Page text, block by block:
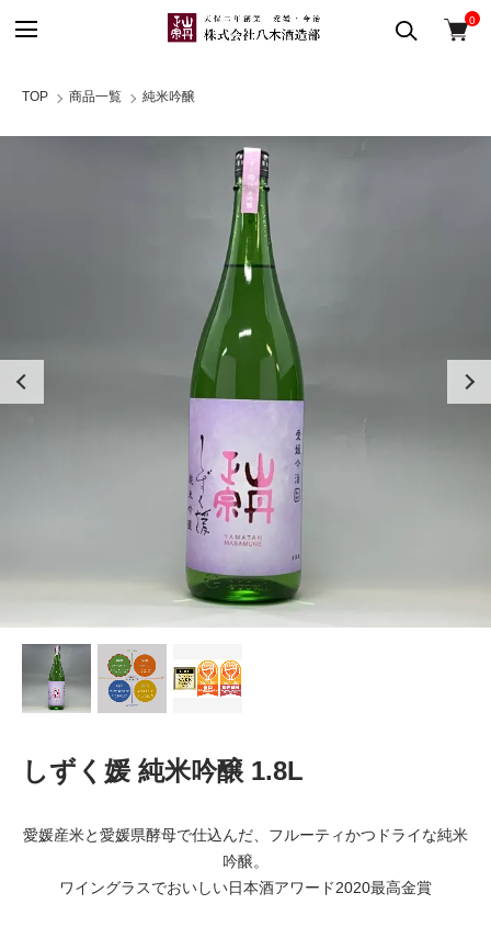
0
TOP 商品一覧 純米吟醸
しずく媛 純米吟醸 1.8L
愛媛産米と愛媛県酵母で仕込んだ、フルーティかつドライな純米
吟醸。
ワイングラスでおいしい日本酒アワード2020最高金賞